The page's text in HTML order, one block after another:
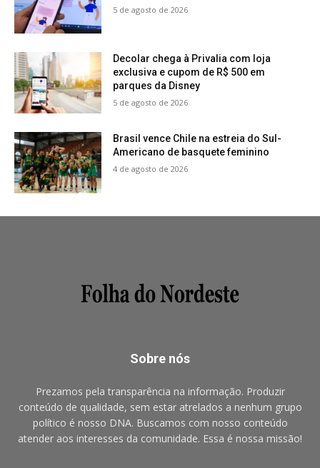
5 de agosto de 2026
Decolar chega à Privalia com loja
exclusiva e cupom de R$ 500 em
parques da Disney
5 de agosto de 2026
Brasil vence Chile na estreia do Sul-
Americano de basquete feminino
4 de agosto de 2026
Sobre nós
Prezamos pela transparência na informação. Produzir
conteúdo de qualidade, sem estar atrelados a nenhum grupo
político é nosso DNA. Buscamos com nosso conteúdo
atender aos interesses da comunidade. Essa é nossa missão!